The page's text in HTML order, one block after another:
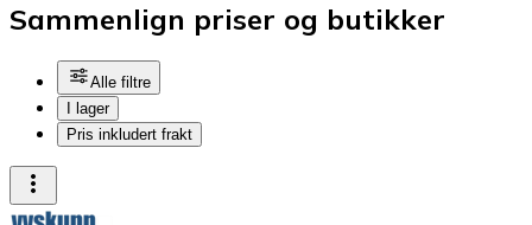
Sammenlign priser og butikker
Alle filtre
I lager
Pris inkludert frakt